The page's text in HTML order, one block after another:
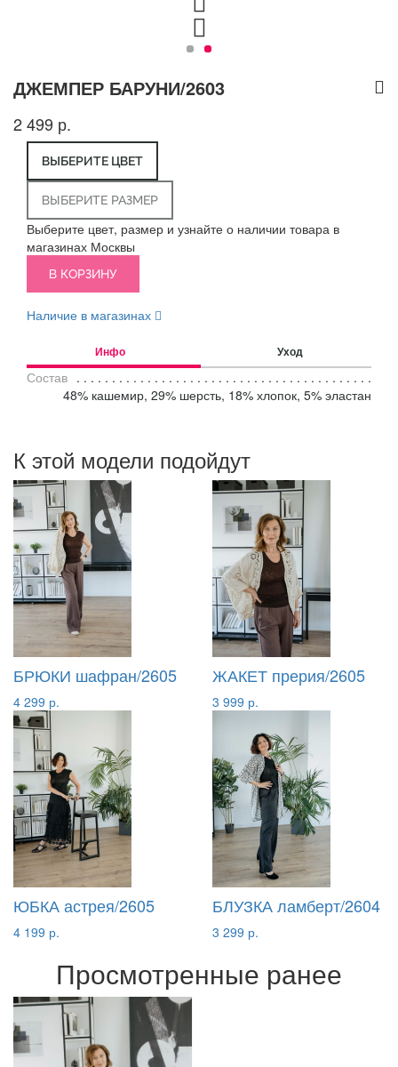
ДЖЕМПЕР БАРУНИ/2603
2 499 р.
ВЫБЕРИТЕ ЦВЕТ
ВЫБЕРИТЕ РАЗМЕР
Выберите цвет, размер и узнайте о наличии товара в
магазинах Москвы
В КОРЗИНУ
Наличие в магазинах
Инфо Уход
Состав
48% кашемир, 29% шерсть, 18% хлопок, 5% эластан
К этой модели подойдут
БРЮКИ шафран/2605
4 299 р.
ЖАКЕТ прерия/2605
3 999 р.
ЮБКА астрея/2605
4 199 р.
БЛУЗКА ламберт/2604
3 299 р.
Просмотренные ранее